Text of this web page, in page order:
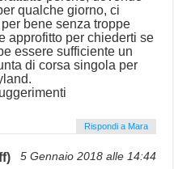
qualche giorno, ci
bene senza troppe
approfitto per chiederti se
essere sufficiente un
di corsa singola per
Rispondi a Mara
5 Gennaio 2018 alle 14:44